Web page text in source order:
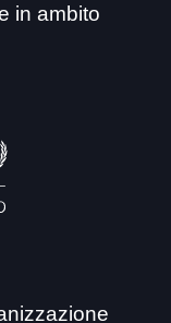
in ambito